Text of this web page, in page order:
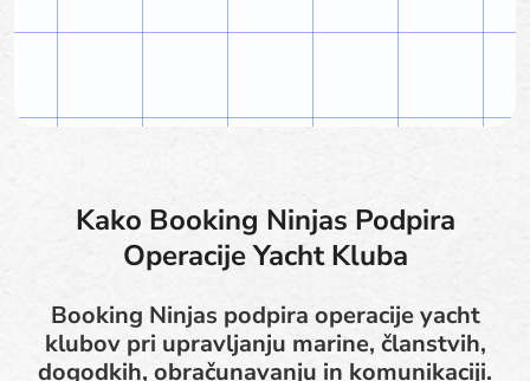
Kako Booking Ninjas Podpira
Operacije Yacht Kluba
Booking Ninjas podpira operacije yacht
klubov pri upravljanju marine, članstvih,
dogodkih, obračunavanju in komunikaciji.